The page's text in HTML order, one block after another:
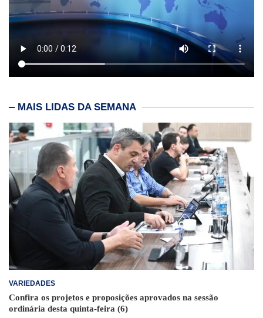
MAIS LIDAS DA SEMANA
VARIEDADES
Confira os projetos e proposições aprovados na sessão
ordinária desta quinta-feira (6)